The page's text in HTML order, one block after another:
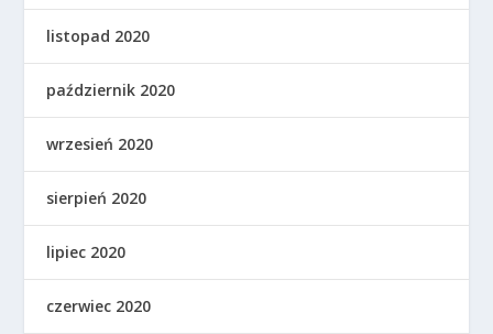
listopad 2020
październik 2020
wrzesień 2020
sierpień 2020
lipiec 2020
czerwiec 2020